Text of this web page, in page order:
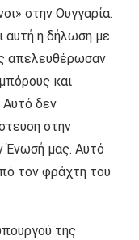
στην Ουγγαρία.
αυτή η δήλωση με
απελευθέρωσαν
και
Αυτό δεν
στην
Ένωσή μας. Αυτό
τον φράχτη του
της